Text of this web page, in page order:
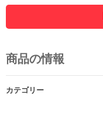
商品の情報
カテゴリー